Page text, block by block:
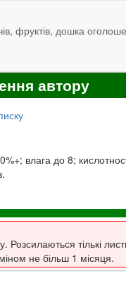
фруктів, дошка
автору
влага до 8;
тількі
не більш 1 місяця.